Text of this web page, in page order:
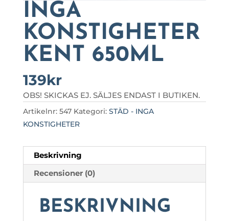
INGA
KONSTIGHETER
KENT 650ML
139kr
OBS! SKICKAS EJ. SÄLJES ENDAST I BUTIKEN.
Artikelnr: 547 Kategori: STÄD - INGA
KONSTIGHETER
Beskrivning
Recensioner (0)
BESKRIVNING